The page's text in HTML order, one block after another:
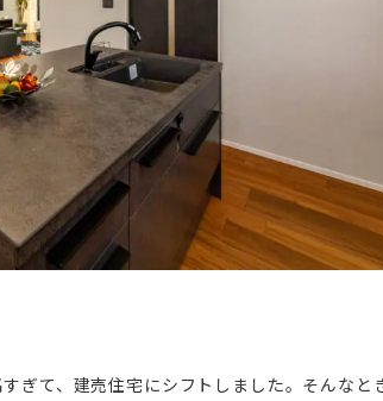
ぎて、建売住宅にシフトしました。そんなと